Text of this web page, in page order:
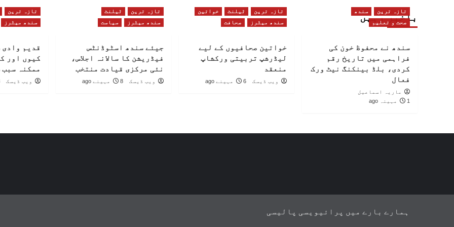
باخبر رہیں
تازہ ترین
سندھ
صحت و تعلیم
سندھ نے محفوظ خون کی
فراہمی میں تاریخ رقم
کردی، بلڈ بینکنگ نیٹ ورک
فعال
ماریہ اسماعیل
1 مہینہ ago
تازہ ترین ٹیلنٹ
خواتین
سندھ میٹرز
صحافت
خواتین صحافیوں کے لیے
لیڈرشپ تربیتی ورکشاپ
منعقد
ویب ڈیسک 6 مہینے ago
تازہ ترین
ٹیلنٹ
سندھ میٹرز
سیاست
جیئے سندھ اسٹوڈنٹس
فیڈریشن کا سالانہ اجلاس،
نئی مرکزی قیادت منتخب
ویب ڈیسک 8 مہینے ago
تازہ ترین
سندھ میٹرز
قدیم
کیوں اور
ممکنہ سبب
ویب ڈیسک
ہمارے بارے میں پرائیویسی پالیسی